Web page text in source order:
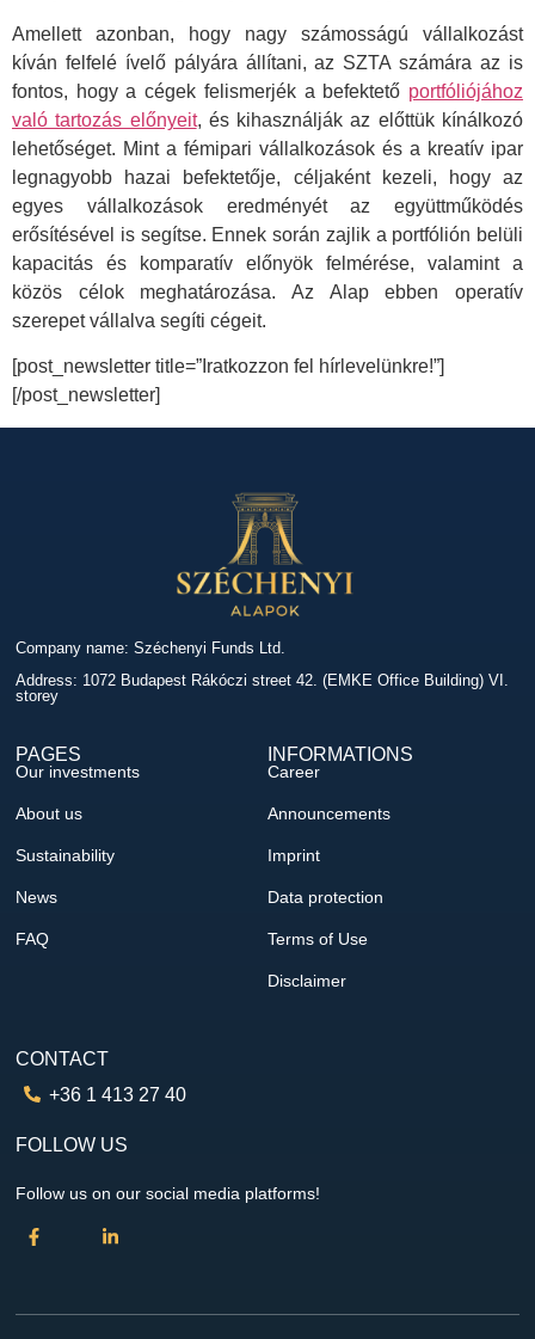
Amellett azonban, hogy nagy számosságú vállalkozást
kíván felfelé ívelő pályára állítani, az SZTA számára az is
fontos, hogy a cégek felismerjék a befektető portfóliójához
való tartozás előnyeit, és kihasználják az előttük kínálkozó
lehetőséget. Mint a fémipari vállalkozások és a kreatív ipar
legnagyobb hazai befektetője, céljaként kezeli, hogy az
egyes vállalkozások eredményét az együttműködés
erősítésével is segítse. Ennek során zajlik a portfólión belüli
kapacitás és komparatív előnyök felmérése, valamint a
közös célok meghatározása. Az Alap ebben operatív
szerepet vállalva segíti cégeit.
[post_newsletter title=”Iratkozzon fel hírlevelünkre!”]
[/post_newsletter]
Company name: Széchenyi Funds Ltd.
Address: 1072 Budapest Rákóczi street 42. (EMKE Office Building) VI.
storey
PAGES
Our investments
About us
Sustainability
News
FAQ
INFORMATIONS
Career
Announcements
Imprint
Data protection
Terms of Use
Disclaimer
CONTACT
+36 1 413 27 40
FOLLOW US
Follow us on our social media platforms!